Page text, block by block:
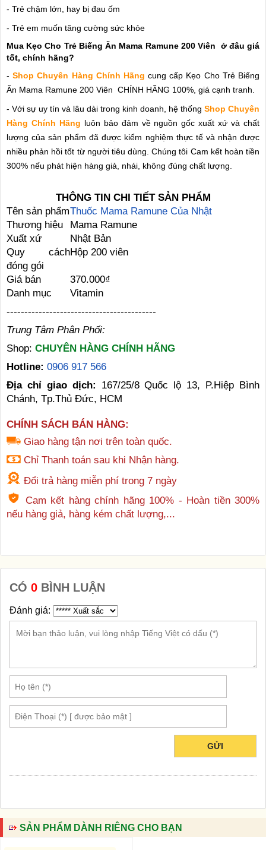
- Trẻ chậm lớn, hay bị đau ốm
- Trẻ em muốn tăng cường sức khỏe
Mua Kẹo Cho Trẻ Biếng Ăn Mama Ramune 200 Viên ở đâu giá
tốt, chính hãng?
-Shop Chuyên Hàng Chính Hãng cung cấp Kẹo Cho Trẻ Biếng
Ăn Mama Ramune 200 Viên CHÍNH HÃNG 100%, giá cạnh tranh.
- Với sự uy tín và lâu dài trong kinh doanh, hệ thống Shop Chuyên
Hàng Chính Hãng luôn bảo đảm về nguồn gốc xuất xứ và chất
lượng của sản phẩm đã được kiểm nghiệm thực tế và nhận được
nhiều phản hồi tốt từ người tiêu dùng. Chúng tôi Cam kết hoàn tiền
300% nếu phát hiện hàng giả, nhái, không đúng chất lượng.
THÔNG TIN CHI TIẾT SẢN PHẨM
Tên sản phẩmThuốc Mama Ramune Của Nhật
Thương hiệu
Mama Ramune
Xuất xứ
Nhật Bản
Quy cách
đóng gói
Hộp 200 viên
Giá bán
370.000₫
Danh mục
Vitamin
------------------------------------------
Trung Tâm Phân Phối:
Shop: CHUYÊN HÀNG CHÍNH HÃNG
Hotline: 0906 917 566
Địa chỉ giao dịch: 167/25/8 Quốc lộ 13, P.Hiệp Bình
Chánh, Tp.Thủ Đức, HCM
CHÍNH SÁCH BÁN HÀNG:
Giao hàng tận nơi trên toàn quốc.
Chỉ Thanh toán sau khi Nhận hàng.
Đổi trả hàng miễn phí trong 7 ngày
Cam kết hàng chính hãng 100% - Hoàn tiền 300%
nếu hàng giả, hàng kém chất lượng,...
CÓ 0 BÌNH LUẬN
Đánh giá:
GỬI
SẢN PHẨM DÀNH RIÊNG CHO BẠN